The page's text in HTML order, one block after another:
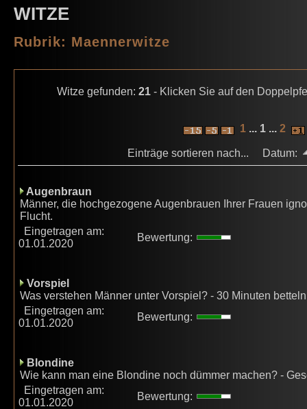
WITZE
Rubrik: Maennerwitze
Witze gefunden: 21- Klicken Sie auf den
1 ... 1 ... 2
Einträge sortieren nach... Datum:
Augenbraun
Männer, die hochgezogene Augenbrauen Ihrer Frauen
Flucht.
Eingetragen am:
01.01.2020
Bewertung:
Vorspiel
Was verstehen Männer unter Vorspiel? - 30 Minuten
Eingetragen am:
01.01.2020
Bewertung:
Blondine
Wie kann man eine Blondine noch dümmer machen? -
Eingetragen am:
01.01.2020
Bewertung: